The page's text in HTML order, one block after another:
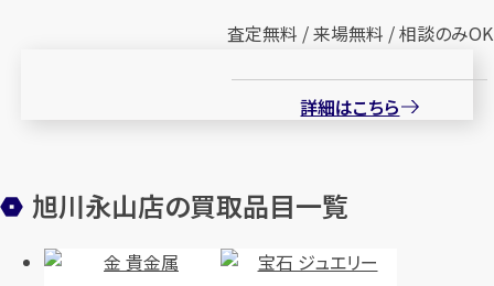
査定無料 / 来場無料 / 相談のみOK
詳細はこちら
旭川永山店の買取品目一覧